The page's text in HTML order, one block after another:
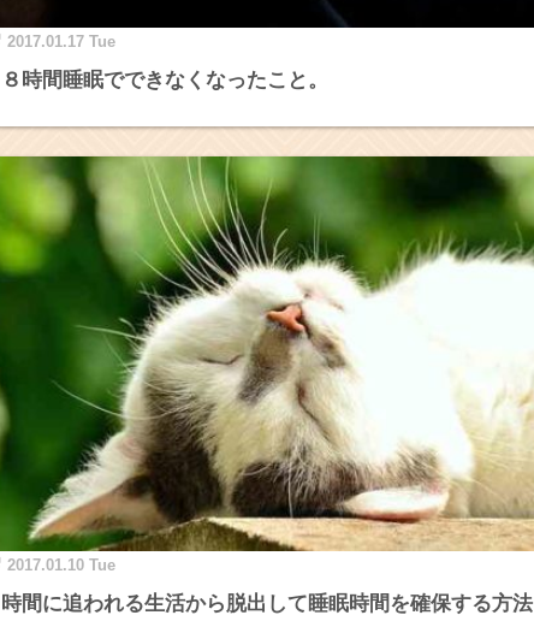
2017.01.17 Tue
８時間睡眠でできなくなったこと。
2017.01.10 Tue
時間に追われる生活から脱出して睡眠時間を確保する方法